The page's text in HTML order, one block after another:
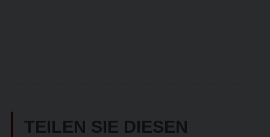
TEILEN SIE DIESEN